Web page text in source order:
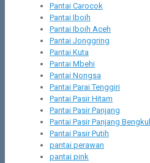
Pantai Carocok
Pantai Iboih
Pantai Iboih Aceh
Pantai Jonggring
Pantai Kuta
Pantai Mbehi
Pantai Nongsa
Pantai Parai Tenggiri
Pantai Pasir Hitam
Pantai Pasir Panjang
Pantai Pasir Panjang
Pantai Pasir Putih
pantai perawan
pantai pink